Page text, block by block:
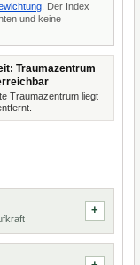
. Der Index
und keine
Traumazentrum
Traumazentrum liegt